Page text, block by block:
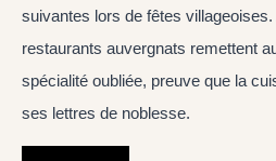
suivantes lors de fêtes villageoises.
restaurants auvergnats remettent
spécialité oubliée, preuve que la
ses lettres de noblesse.